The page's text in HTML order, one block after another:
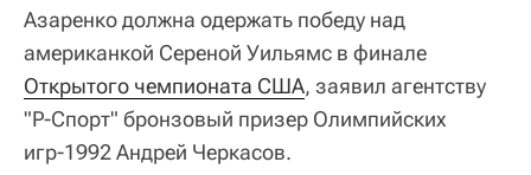
Азаренко должна одержать победу над
американкой Сереной Уильямс в финале
Открытого чемпионата США, заявил агентству
"Р-Спорт" бронзовый призер Олимпийских
игр-1992 Андрей Черкасов.